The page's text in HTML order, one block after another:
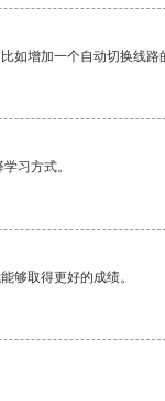
如增加一个自动切换线路
习方式。
够取得更好的成绩。